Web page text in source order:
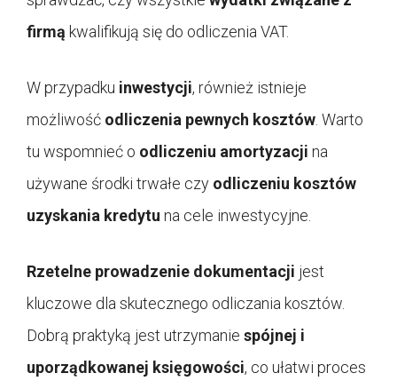
firmą kwalifikują się do odliczenia VAT.
W przypadku inwestycji, również istnieje
możliwość odliczenia pewnych kosztów. Warto
tu wspomnieć o odliczeniu amortyzacji na
używane środki trwałe czy odliczeniu kosztów
uzyskania kredytu na cele inwestycyjne.
Rzetelne prowadzenie dokumentacji jest
kluczowe dla skutecznego odliczania kosztów.
Dobrą praktyką jest utrzymanie spójnej i
uporządkowanej księgowości, co ułatwi proces